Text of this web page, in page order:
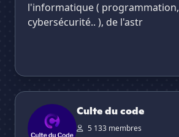
l'informatique ( programmation,
cybersécurité.. ), de l'astr
Culte du code
Culte du code
5 133 membres